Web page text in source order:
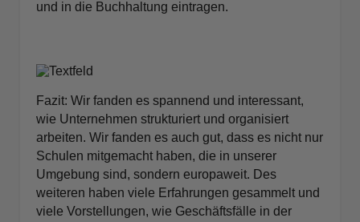
und in die Buchhaltung eintragen.
Fazit: Wir fanden es spannend und interessant,
wie Unternehmen strukturiert und organisiert
arbeiten. Wir fanden es auch gut, dass es nicht nur
Schulen mitgemacht haben, die in unserer
Umgebung sind, sondern europaweit. Des
weiteren haben viele Erfahrungen gesammelt und
viele Vorstellungen, wie Geschäftsfälle in der